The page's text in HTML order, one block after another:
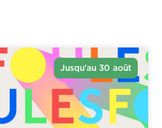
Jusqu'au 30 août